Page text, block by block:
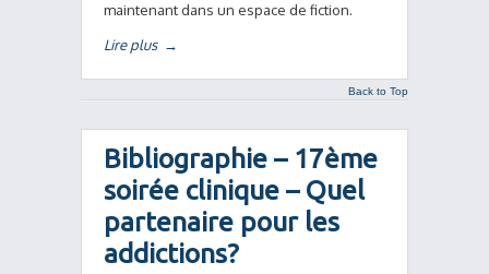
maintenant dans un espace de fiction.
Lire plus →
Back to Top
Bibliographie – 17ème
soirée clinique – Quel
partenaire pour les
addictions?